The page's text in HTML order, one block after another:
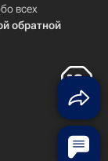
всех
обратной